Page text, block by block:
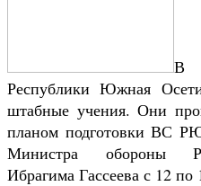
В
Республики Южная
штабные учения. Они
планом подготовки ВС
Министра обороны
Ибрагима Гассеева с 12 по